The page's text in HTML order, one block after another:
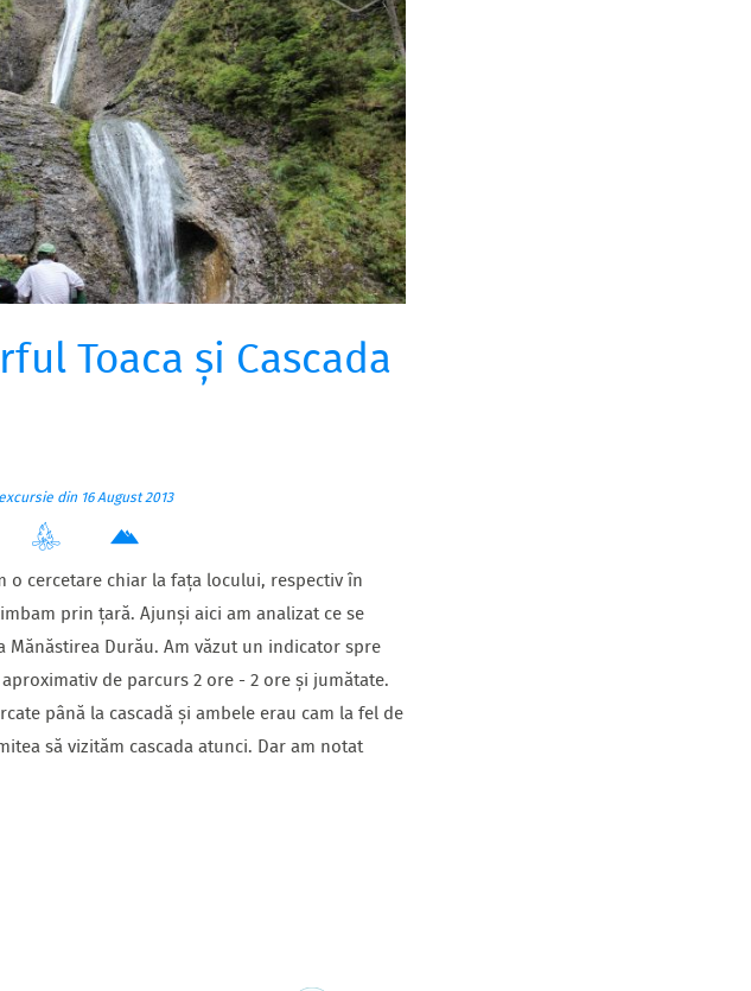
Toaca și Cascada
excursie din 16 August 2013
o cercetare chiar la fața locului, respectiv în
prin țară. Ajunși aici am analizat ce se
Mănăstirea Durău. Am văzut un indicator spre
de parcurs 2 ore - 2 ore și jumătate.
până la cascadă și ambele erau cam la fel de
să vizităm cascada atunci. Dar am notat